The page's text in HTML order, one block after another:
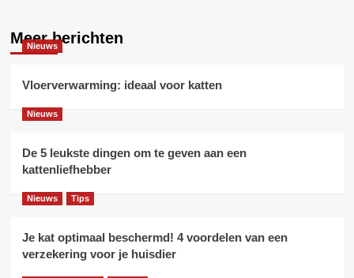
Meer berichten
Nieuws
Vloerverwarming: ideaal voor katten
Nieuws
De 5 leukste dingen om te geven aan een
kattenliefhebber
Nieuws Tips
Je kat optimaal beschermd! 4 voordelen van een
verzekering voor je huisdier